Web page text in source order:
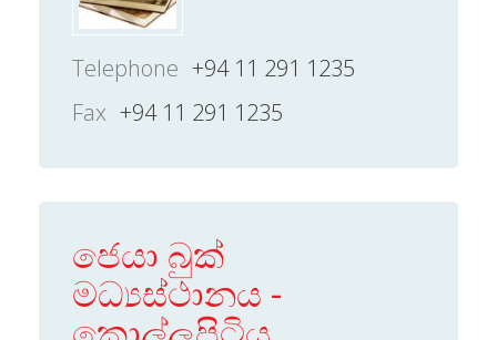
Telephone +94 11 291 1235
Fax +94 11 291 1235
ජෙයා බුක්
මධ්‍යස්ථානය -